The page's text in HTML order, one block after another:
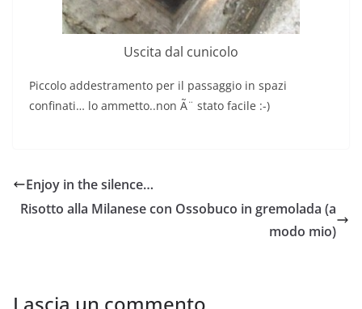
Uscita dal cunicolo
Piccolo addestramento per il passaggio in spazi
confinati… lo ammetto..non Ã¨ stato facile :-)
Enjoy in the silence…
Risotto alla Milanese con Ossobuco in gremolada (a
modo mio)